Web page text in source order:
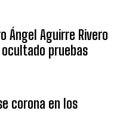
Ángel Aguirre Rivero
ocultado pruebas
corona en los